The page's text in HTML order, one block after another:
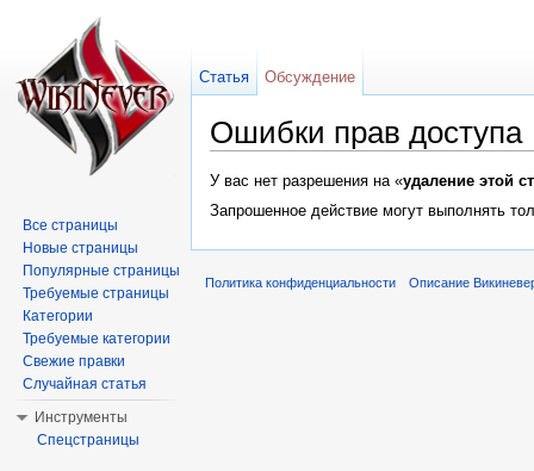
Ошибки прав доступа
У вас нет разрешения на «удаление этой
Запрошенное действие могут выполнять
Статья Обсуждение
Все страницы
Новые страницы
Популярные страницы
Требуемые страницы
Категории
Требуемые категории
Свежие правки
Случайная статья
Инструменты
Спецстраницы
Политика конфиденциальности Описание